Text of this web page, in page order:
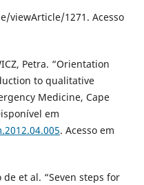
viewArticle/1271. Acesso
Petra. “Orientation
to qualitative
Medicine, Cape
em
. Acesso em
de et al. “Seven steps for